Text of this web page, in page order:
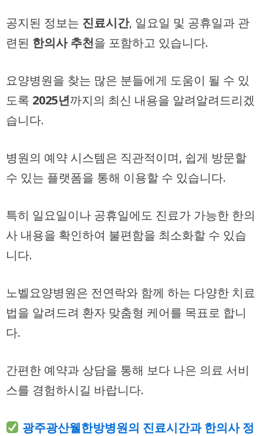
공지된 정보는 진료시간, 일요일 및 공휴일과 관
련된 한의사 추천을 포함하고 있습니다.
요양병원을 찾는 많은 분들에게 도움이 될 수 있
도록 2025년까지의 최신 내용을 알려알려드리겠
습니다.
병원의 예약 시스템은 직관적이며, 쉽게 방문할
수 있는 플랫폼을 통해 이용할 수 있습니다.
특히 일요일이나 공휴일에도 진료가 가능한 한의
사 내용을 확인하여 불편함을 최소화할 수 있습
니다.
노벨요양병원은 전연락와 함께 하는 다양한 치료
법을 알려드려 환자 맞춤형 케어를 목표로 합니
다.
간편한 예약과 상담을 통해 보다 나은 의료 서비
스를 경험하시길 바랍니다.
광주광산웰한방병원의 진료시간과 한의사 정